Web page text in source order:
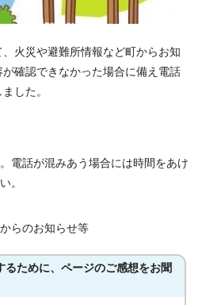
火災や避難所情報など町からお知
確認できなかった場合に備え電話
した。
電話が混みあう場合には時間をあけ
。
らのお知らせ等
るために、ページのご感想をお聞